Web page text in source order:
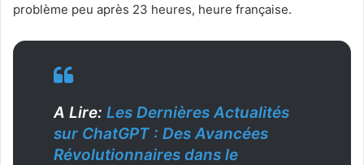
problème peu après 23 heures, heure française.
A Lire: Les Dernières Actualités
sur ChatGPT : Des Avancées
Révolutionnaires dans le